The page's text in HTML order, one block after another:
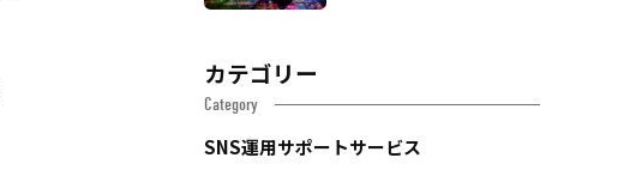
カテゴリー
Category
SNS運用サポートサービス